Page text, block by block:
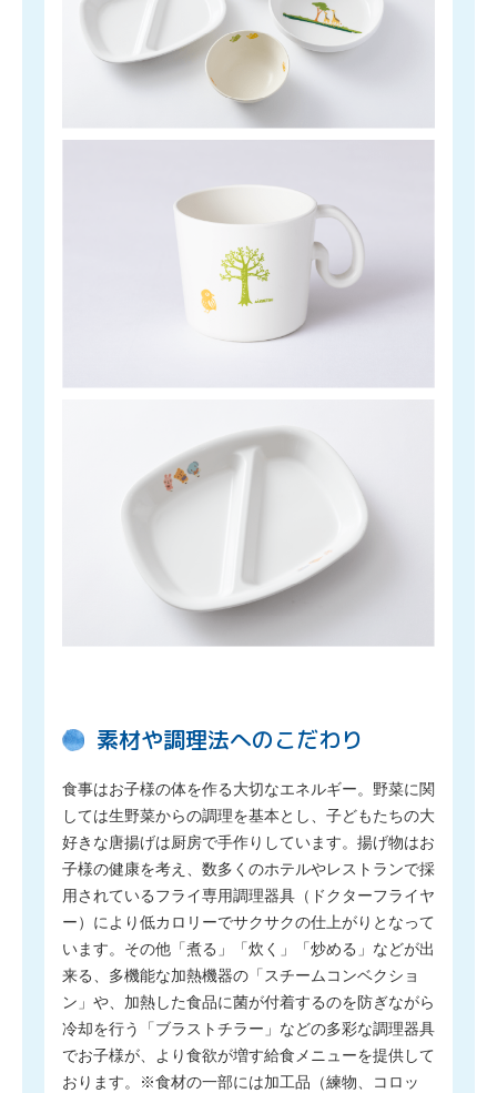
素材や調理法へのこだわり
食事はお子様の体を作る大切なエネルギー。野菜に関
しては生野菜からの調理を基本とし、子どもたちの大
好きな唐揚げは厨房で手作りしています。揚げ物はお
子様の健康を考え、数多くのホテルやレストランで採
用されているフライ専用調理器具（ドクターフライヤ
ー）により低カロリーでサクサクの仕上がりとなって
います。その他「煮る」「炊く」「炒める」などが出
来る、多機能な加熱機器の「スチームコンベクショ
ン」や、加熱した食品に菌が付着するのを防ぎながら
冷却を行う「ブラストチラー」などの多彩な調理器具
でお子様が、より食欲が増す給食メニューを提供して
おります。※食材の一部には加工品（練物、コロッ